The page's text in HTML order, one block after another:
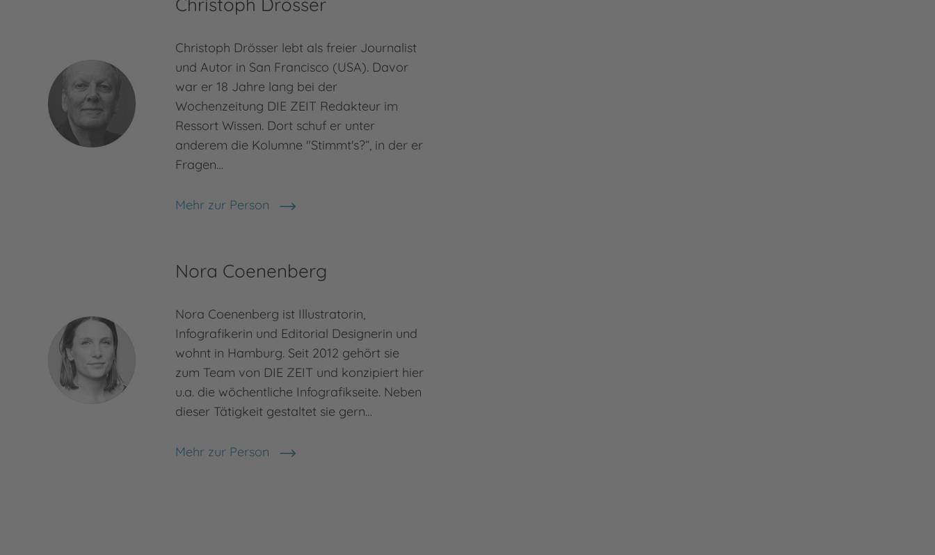
Christoph Drösser lebt als freier Journalist
und Autor in San Francisco (USA). Davor
war er 18 Jahre lang bei der
Wochenzeitung DIE ZEIT Redakteur im
Ressort Wissen. Dort schuf er unter
anderem die Kolumne "Stimmt's?“, in der er
Fragen…
Mehr zur Person
Christoph Drösser
Nora Coenenberg
Nora Coenenberg ist Illustratorin,
Infografikerin und Editorial Designerin und
wohnt in Hamburg. Seit 2012 gehört sie
zum Team von DIE ZEIT und konzipiert hier
u.a. die wöchentliche Infografikseite. Neben
dieser Tätigkeit gestaltet sie gern…
Mehr zur Person
Nora Coenenberg